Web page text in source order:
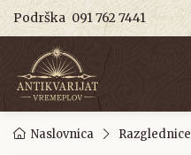
Podrška 091 762 7441
Naslovnica Razglednice